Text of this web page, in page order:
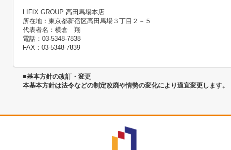
LIFIX GROUP 高田馬場本店
所在地：東京都新宿区高田馬場３丁目２－５
代表者名：横倉 翔
電話：03-5348-7838
FAX：03-5348-7839
■基本方針の改訂・変更
本基本方針は法令などの制定改廃や情勢の変化により適宜変更します。